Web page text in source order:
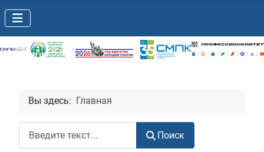
Вы здесь: Главная
Поиск